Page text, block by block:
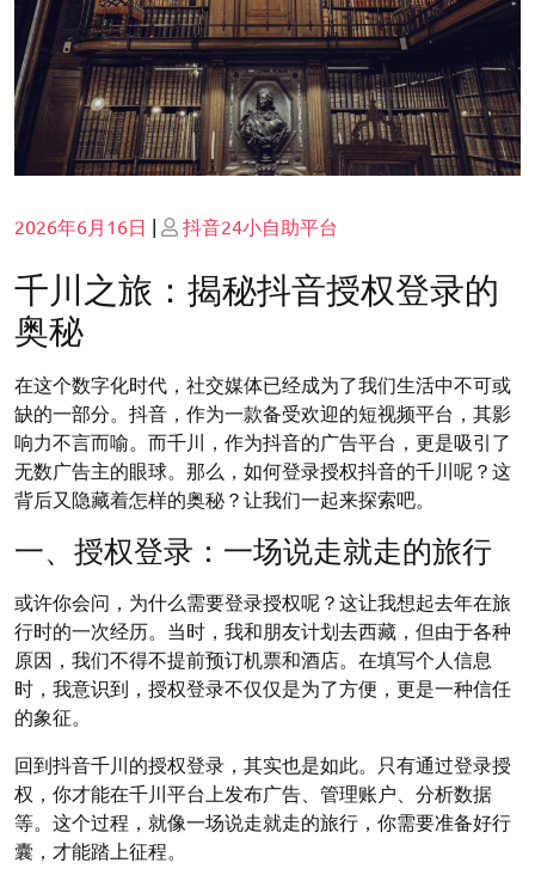
Posted
2026年6月16日 | Posted
抖音24小自助平台
千川之旅：揭秘抖音授权登录的
奥秘
在这个数字化时代，社交媒体已经成为了我们生活中不可或
缺的一部分。抖音，作为一款备受欢迎的短视频平台，其影
响力不言而喻。而千川，作为抖音的广告平台，更是吸引了
无数广告主的眼球。那么，如何登录授权抖音的千川呢？这
背后又隐藏着怎样的奥秘？让我们一起来探索吧。
一、授权登录：一场说走就走的旅行
或许你会问，为什么需要登录授权呢？这让我想起去年在旅
行时的一次经历。当时，我和朋友计划去西藏，但由于各种
原因，我们不得不提前预订机票和酒店。在填写个人信息
时，我意识到，授权登录不仅仅是为了方便，更是一种信任
的象征。
回到抖音千川的授权登录，其实也是如此。只有通过登录授
权，你才能在千川平台上发布广告、管理账户、分析数据
等。这个过程，就像一场说走就走的旅行，你需要准备好行
囊，才能踏上征程。